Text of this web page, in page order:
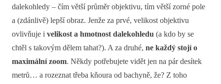
dalekohledy – čím větší průměr objektivu, tím větší zorné pole
a (zdánlivě) lepší obraz. Jenže za prvé, velikost objektivu
ovlivňuje i velikost a hmotnost dalekohledu (a kdo by se
chtěl s takovým dělem tahat?). A za druhé, ne každý stojí o
maximální zoom. Někdy potřebujete vidět jen na pár desítek
metrů… a rozeznat třeba kňoura od bachyně, že? Z toho